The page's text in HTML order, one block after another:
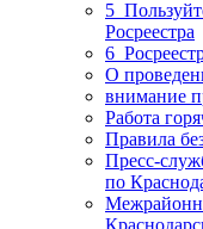
Росреестра
О
внимание
Работа
Правила
Пресс-
по